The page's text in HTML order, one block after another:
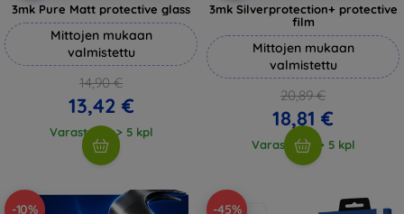
3mk Pure Matt protective glass
Mittojen mukaan
valmistettu
14,90 €
13,42 €
Varastossa > 5 kpl
3mk Silverprotection+ protective
film
Mittojen mukaan
valmistettu
20,89 €
18,81 €
Varastossa > 5 kpl
-10% -45%